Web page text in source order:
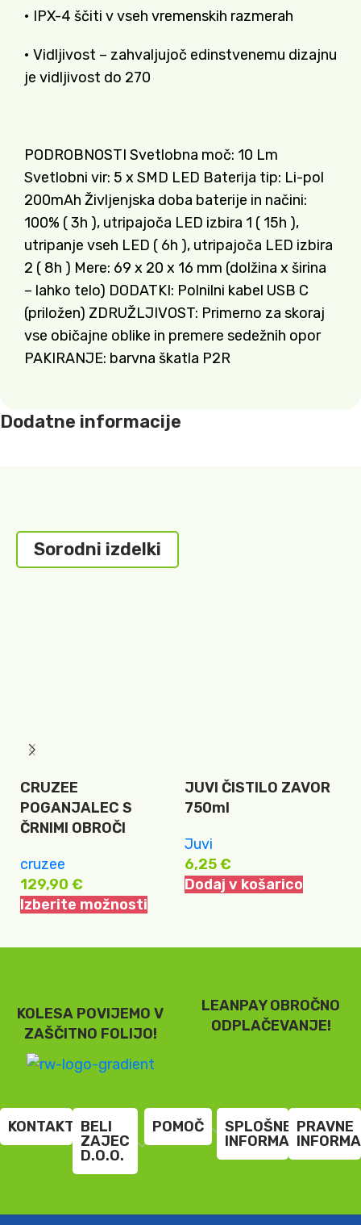
• IPX-4 ščiti v vseh vremenskih razmerah
• Vidljivost – zahvaljujoč edinstvenemu dizajnu
je vidljivost do 270
PODROBNOSTI Svetlobna moč: 10 Lm
Svetlobni vir: 5 x SMD LED Baterija tip: Li-pol
200mAh Življenjska doba baterije in načini:
100% ( 3h ), utripajoča LED izbira 1 ( 15h ),
utripanje vseh LED ( 6h ), utripajoča LED izbira
2 ( 8h ) Mere: 69 x 20 x 16 mm (dolžina x širina
– lahko telo) DODATKI: Polnilni kabel USB C
(priložen) ZDRUŽLJIVOST: Primerno za skoraj
vse običajne oblike in premere sedežnih opor
PAKIRANJE: barvna škatla P2R
Dodatne informacije
Sorodni izdelki
CRUZEE
POGANJALEC S
ČRNIMI OBROČI
cruzee
129,90 €
Izberite možnosti
JUVI ČISTILO ZAVOR
750ml
Juvi
6,25€
Dodaj v košarico
KOLESA POVIJEMO V
ZAŠČITNO FOLIJO!
LEANPAY OBROČNO
ODPLAČEVANJE!
KONTAKT BELI
ZAJEC
D.O.O.
POMOČ
SPLOŠNE
INFORMACIJE
PRAVNE